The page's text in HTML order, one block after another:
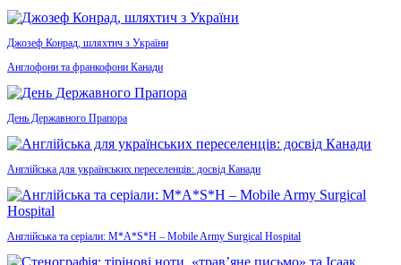
Джозеф Конрад, шляхтич з України
Англофони та франкофони Канади
День Державного Прапора
Англійська для українських переселенців: досвід Канади
Англійська та серіали: M*A*S*H – Mobile Army Surgical Hospital